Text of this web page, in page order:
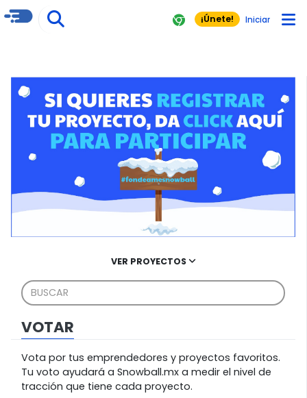
¡Únete! Iniciar
VER PROYECTOS
VOTAR
Vota por tus emprendedores y proyectos favoritos.
Tu voto ayudará a Snowball.mx a medir el nivel de
tracción que tiene cada proyecto.